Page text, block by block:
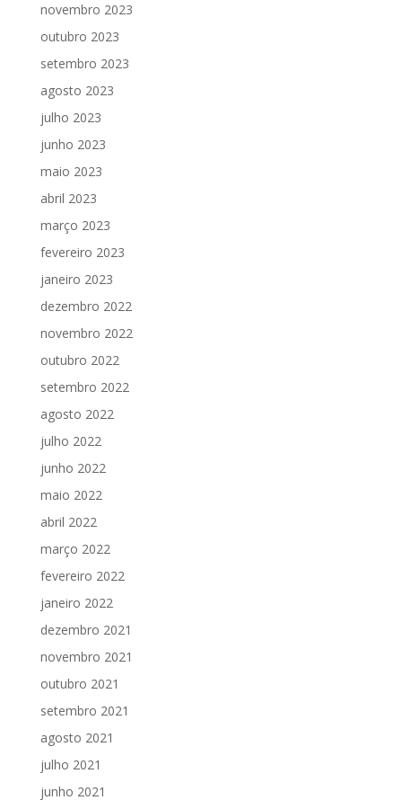
novembro 2023
outubro 2023
setembro 2023
agosto 2023
julho 2023
junho 2023
maio 2023
abril 2023
março 2023
fevereiro 2023
janeiro 2023
dezembro 2022
novembro 2022
outubro 2022
setembro 2022
agosto 2022
julho 2022
junho 2022
maio 2022
abril 2022
março 2022
fevereiro 2022
janeiro 2022
dezembro 2021
novembro 2021
outubro 2021
setembro 2021
agosto 2021
julho 2021
junho 2021